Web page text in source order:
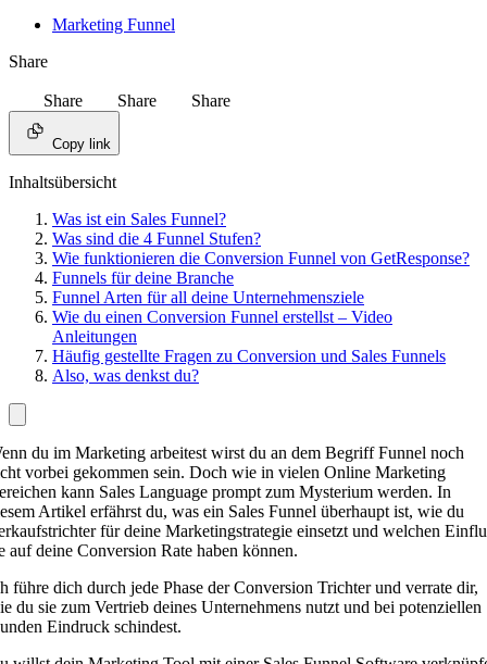
Marketing Funnel
Share
Share Share Share
Copy link
Inhaltsübersicht
Was ist ein Sales Funnel?
Was sind die 4 Funnel Stufen?
Wie funktionieren die Conversion Funnel von GetResponse?
Funnels für deine Branche
Funnel Arten für all deine Unternehmensziele
Wie du einen Conversion Funnel erstellst – Video
Anleitungen
Häufig gestellte Fragen zu Conversion und Sales Funnels
Also, was denkst du?
du im Marketing arbeitest wirst du an dem Begriff Funnel noch
vorbei gekommen sein. Doch wie in vielen Online Marketing
kann Sales Language prompt zum Mysterium werden. In
Artikel erfährst du, was ein Sales Funnel überhaupt ist, wie du
für deine Marketingstrategie einsetzt und welchen
auf deine Conversion Rate haben können.
führe dich durch jede Phase der Conversion Trichter und verrate dir,
du sie zum Vertrieb deines Unternehmens nutzt und bei potenziellen
Eindruck schindest.